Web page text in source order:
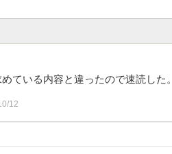
ている内容と違ったので速読した。
12